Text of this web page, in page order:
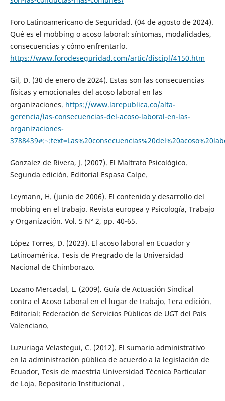
Foro Latinoamericano de Seguridad. (04 de agosto de 2024).
Qué es el mobbing o acoso laboral: síntomas, modalidades,
consecuencias y cómo enfrentarlo.
https://www.forodeseguridad.com/artic/discipl/4150.htm
Gil, D. (30 de enero de 2024). Estas son las consecuencias
físicas y emocionales del acoso laboral en las
organizaciones. https://www.larepublica.co/alta-
gerencia/las-consecuencias-del-acoso-laboral-en-las-
organizaciones-
Gonzalez de Rivera, J. (2007). El Maltrato Psicológico.
Segunda edición. Editorial Espasa Calpe.
Leymann, H. (junio de 2006). El contenido y desarrollo del
mobbing en el trabajo. Revista europea y Psicología, Trabajo
y Organización. Vol. 5 N° 2, pp. 40-65.
López Torres, D. (2023). El acoso laboral en Ecuador y
Latinoamérica. Tesis de Pregrado de la Universidad
Nacional de Chimborazo.
Lozano Mercadal, L. (2009). Guía de Actuación Sindical
contra el Acoso Laboral en el lugar de trabajo. 1era edición.
Editorial: Federación de Servicios Públicos de UGT del País
Valenciano.
Luzuriaga Velastegui, C. (2012). El sumario administrativo
en la administración pública de acuerdo a la legislación de
Ecuador, Tesis de maestría Universidad Técnica Particular
de Loja. Repositorio Institucional .